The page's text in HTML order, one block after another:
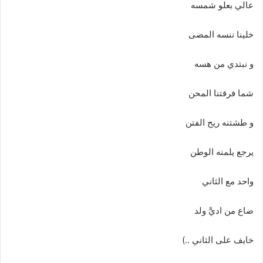
عالي بعلو شمسه
خلينا ننسه المضى
و نبتدي من هسه
شما فرقتنا المحن
و طشتنه ريح الفتن
يرجع يلمنه الوطن
واحد مع الثاني
ضاع من اديَّ ولد
خايف على الثاني ..)